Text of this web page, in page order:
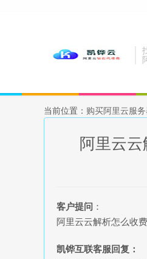
当前位置： 购买阿里云服
阿里云
客户提问 ：
阿里云云解析怎么收
凯铧互联客服回复：